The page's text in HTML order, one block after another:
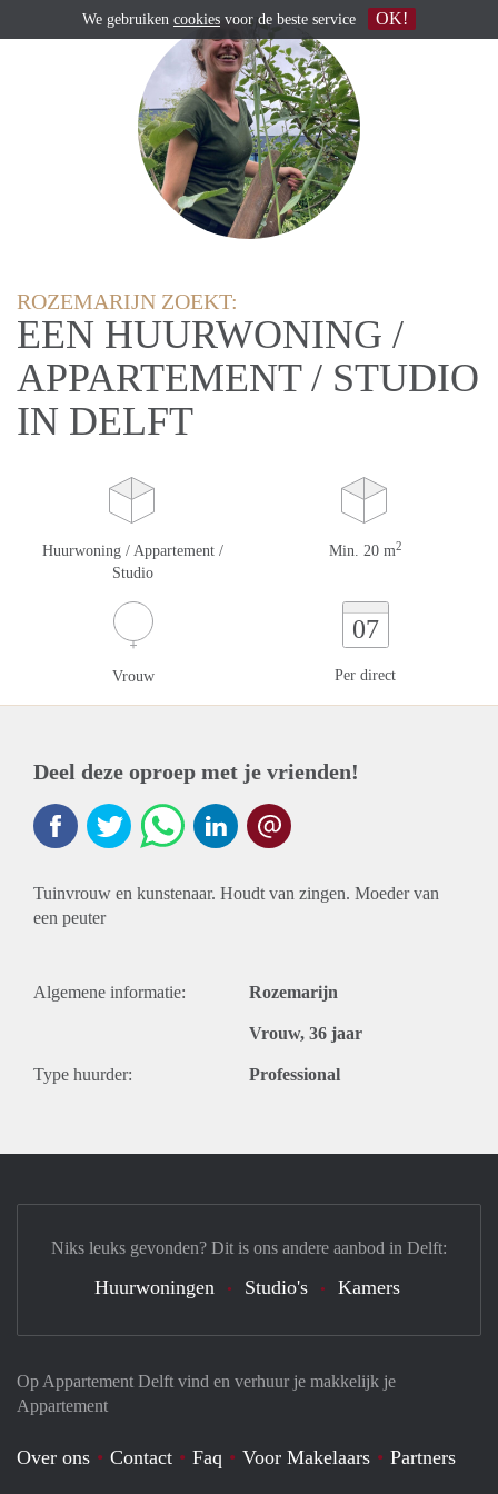
ROZEMARIJN ZOEKT:
EEN HUURWONING /
APPARTEMENT / STUDIO
IN DELFT
Huurwoning / Appartement /
Studio
Min. 20 m2
Vrouw
07
Per direct
Deel deze oproep met je vrienden!
Tuinvrouw en kunstenaar. Houdt van zingen. Moeder van
een peuter
Algemene informatie: Rozemarijn
Vrouw, 36 jaar
Type huurder: Professional
Op Appartement Delft vind en verhuur je makkelijk je
Appartement
Over ons Contact Faq Voor Makelaars
Partners
Niks leuks gevonden? Dit is ons andere aanbod in Delft:
Huurwoningen Studio's Kamers
We gebruiken cookies voor de beste service OK!